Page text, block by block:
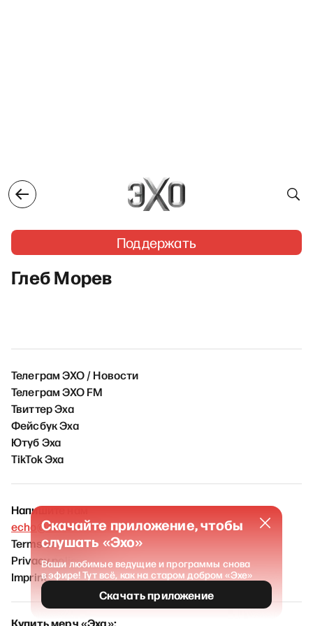
Поддержать
Глеб Морев
Скачайте приложение, чтобы
слушать «Эхо»
Ваши любимые ведущие и программы снова
в эфире! Тут всё, как на старом добром «Эхе»
Скачать приложение
Телеграм ЭХО / Новости
Телеграм ЭХО FM
Твиттер Эха
Фейсбук Эха
Ютуб Эха
TikTok Эха
Напишите нам
echo@echofm.online
Terms of Service
Privacy policy
Imprint
Купить мерч «Эха»: